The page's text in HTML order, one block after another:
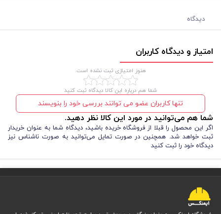
دیدگاه
امتیاز و دیدگاه کاربران
هنوز امتیازی ثبت نشده است.
شما هم درباره این کالا دیدگاه ثبت کنید
تنها کاربران عضو می توانند بررسی خود را بنویسند
شما هم می‌توانید در مورد این کالا نظر دهید.
اگر این محصول را قبلا از فروشگاه خریده باشید، دیدگاه شما به عنوان خریدار
ثبت خواهد شد. همچنین در صورت تمایل می‌توانید به صورت ناشناس نیز
دیدگاه خود را ثبت کنید